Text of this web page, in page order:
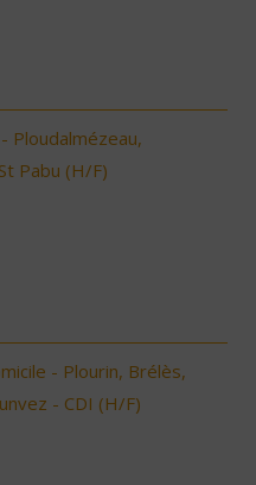
Ploudalmézeau,
Pabu (H/F)
- Plourin, Brélès,
- CDI (H/F)